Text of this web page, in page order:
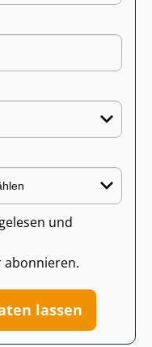
gelesen und
abonnieren.
lassen